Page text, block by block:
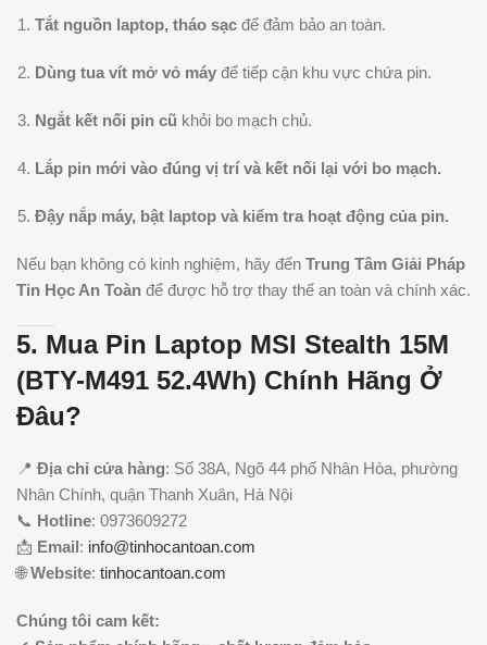
Tắt nguồn laptop, tháo sạc để đảm bảo an toàn.
Dùng tua vít mở vỏ máy để tiếp cận khu vực chứa pin.
Ngắt kết nối pin cũ khỏi bo mạch chủ.
Lắp pin mới vào đúng vị trí và kết nối lại với bo mạch.
Đậy nắp máy, bật laptop và kiểm tra hoạt động của pin.
Nếu bạn không có kinh nghiệm, hãy đến Trung Tâm Giải Pháp
Tin Học An Toàn để được hỗ trợ thay thế an toàn và chính xác.
5. Mua Pin Laptop MSI Stealth 15M
(BTY-M491 52.4Wh) Chính Hãng Ở
Đâu?
📍 Địa chỉ cửa hàng: Số 38A, Ngõ 44 phố Nhân Hòa, phường
Nhân Chính, quận Thanh Xuân, Hà Nội
📞 Hotline: 0973609272
📩 Email: info@tinhocantoan.com
🌐Website: tinhocantoan.com
Chúng tôi cam kết: